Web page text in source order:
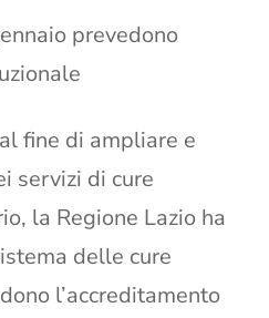
prevedono
fine di ampliare e
servizi di cure
la Regione Lazio ha
delle cure
l’accreditamento